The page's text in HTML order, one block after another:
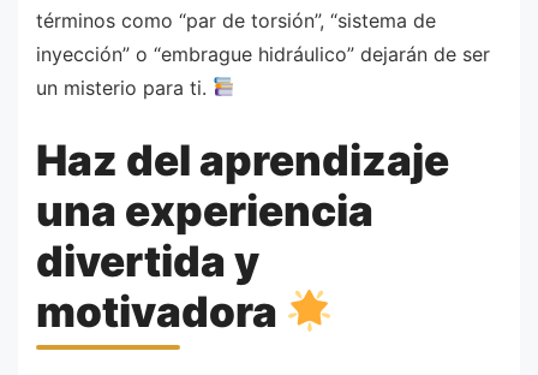
términos como “par de torsión”, “sistema de
inyección” o “embrague hidráulico” dejarán de ser
un misterio para ti.
Haz del aprendizaje
una experiencia
divertida y
motivadora